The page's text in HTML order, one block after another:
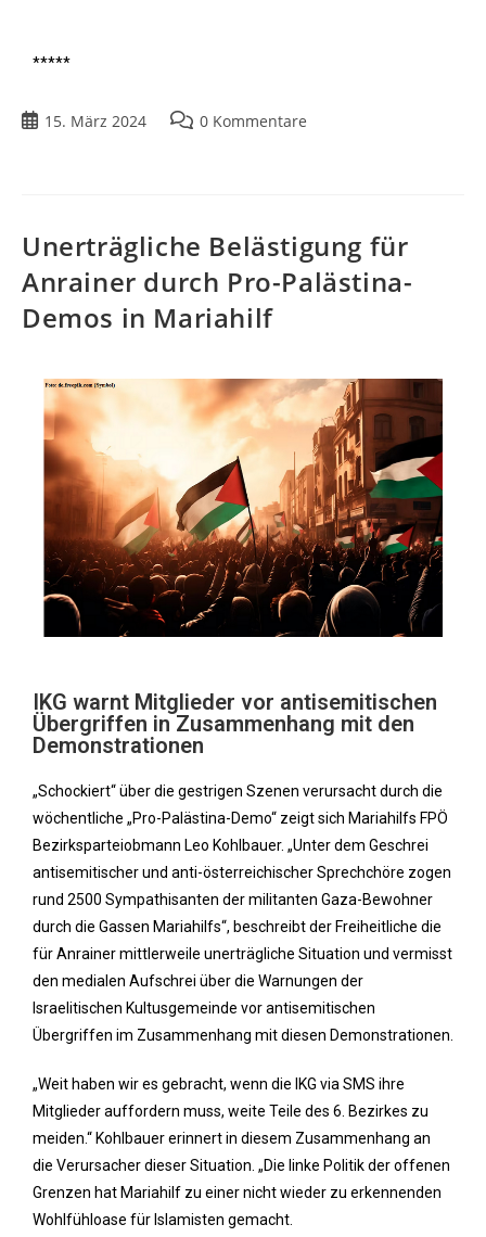
*****
15. März 2024 0 Kommentare
Unerträgliche Belästigung für
Anrainer durch Pro-Palästina-
Demos in Mariahilf
IKG warnt Mitglieder vor antisemitischen
Übergriffen in Zusammenhang mit den
Demonstrationen
„Schockiert“ über die gestrigen Szenen verursacht durch die
wöchentliche „Pro-Palästina-Demo“ zeigt sich Mariahilfs FPÖ
Bezirksparteiobmann Leo Kohlbauer. „Unter dem Geschrei
antisemitischer und anti-österreichischer Sprechchöre zogen
rund 2500 Sympathisanten der militanten Gaza-Bewohner
durch die Gassen Mariahilfs“, beschreibt der Freiheitliche die
für Anrainer mittlerweile unerträgliche Situation und vermisst
den medialen Aufschrei über die Warnungen der
Israelitischen Kultusgemeinde vor antisemitischen
Übergriffen im Zusammenhang mit diesen Demonstrationen.
„Weit haben wir es gebracht, wenn die IKG via SMS ihre
Mitglieder auffordern muss, weite Teile des 6. Bezirkes zu
meiden.“ Kohlbauer erinnert in diesem Zusammenhang an
die Verursacher dieser Situation. „Die linke Politik der offenen
Grenzen hat Mariahilf zu einer nicht wieder zu erkennenden
Wohlfühloase für Islamisten gemacht.